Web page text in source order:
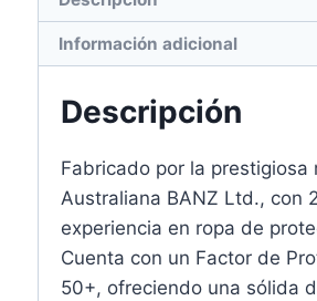
Información adicional
Descripción
Fabricado por la prestigiosa
Australiana BANZ Ltd., con
experiencia en ropa de
Cuenta con un Factor de
50+, ofreciendo una sólida